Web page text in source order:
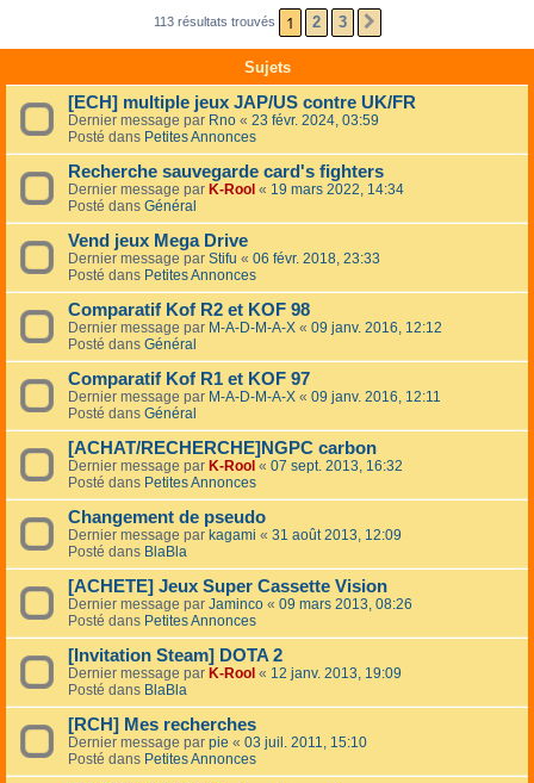
h
r
113 résultats trouvés 1 2 3
Sujets
[ECH] multiple jeux JAP/US contre UK/FR
Dernier message par Rno « 23 févr. 2024, 03:59
Posté dans Petites Annonces
Recherche sauvegarde card's fighters
Dernier message par K-Rool « 19 mars 2022, 14:34
Posté dans Général
Vend jeux Mega Drive
Dernier message par Stifu « 06 févr. 2018, 23:33
Posté dans Petites Annonces
Comparatif Kof R2 et KOF 98
Dernier message par M-A-D-M-A-X « 09 janv. 2016, 12:12
Posté dans Général
Comparatif Kof R1 et KOF 97
Dernier message par M-A-D-M-A-X « 09 janv. 2016, 12:11
Posté dans Général
[ACHAT/RECHERCHE]NGPC carbon
Dernier message par K-Rool « 07 sept. 2013, 16:32
Posté dans Petites Annonces
Changement de pseudo
Dernier message par kagami « 31 août 2013, 12:09
Posté dans BlaBla
[ACHETE] Jeux Super Cassette Vision
Dernier message par Jaminco « 09 mars 2013, 08:26
Posté dans Petites Annonces
[Invitation Steam] DOTA 2
Dernier message par K-Rool « 12 janv. 2013, 19:09
Posté dans BlaBla
[RCH] Mes recherches
Dernier message par pie « 03 juil. 2011, 15:10
Posté dans Petites Annonces